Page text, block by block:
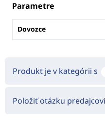
Parametre
Dovozce
Produkt je v kategórii s
Položiť otázku predajcovi